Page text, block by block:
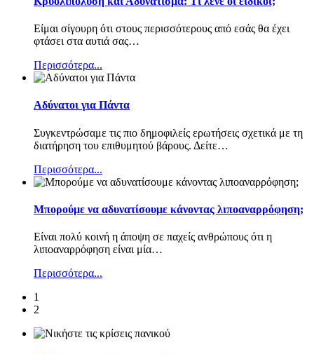
Είμαι σίγουρη ότι στους περισσότερους από εσάς θα έχει
φτάσει στα αυτιά σας…
Περισσότερα...
Αδύνατοι για Πάντα
Συγκεντρώσαμε τις πιο δημοφιλείς ερωτήσεις σχετικά με τη
διατήρηση του επιθυμητού βάρους. Δείτε…
Περισσότερα...
Μπορούμε να αδυνατίσουμε κάνοντας λιποαναρρόφηση;
Είναι πολύ κοινή η άποψη σε παχείς ανθρώπους ότι η
λιποαναρρόφηση είναι μία…
Περισσότερα...
1
2